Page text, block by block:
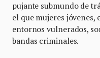
pujante submundo de
el que mujeres jóvenes,
entornos vulnerados,
bandas criminales.